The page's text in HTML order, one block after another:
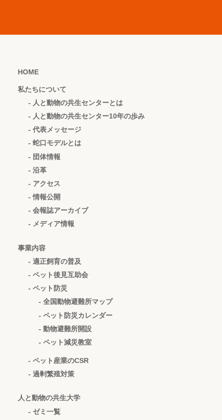
HOME
私たちについて
- 人と動物の共生センターとは
- 人と動物の共生センター10年の歩み
- 代表メッセージ
- 蛇口モデルとは
- 団体情報
- 沿革
- アクセス
- 情報公開
- 会報誌アーカイブ
- メディア情報
事業内容
- 適正飼育の普及
- ペット後見互助会
- ペット防災
- 全国動物避難所マップ
- ペット防災カレンダー
- 動物避難所開設
- ペット減災教室
- ペット産業のCSR
- 過剰繁殖対策
人と動物の共生大学
- ゼミ一覧